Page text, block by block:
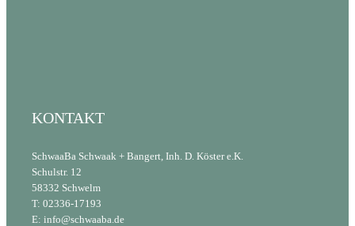
KONTAKT
SchwaaBa Schwaak + Bangert, Inh. D. Köster e.K.
Schulstr. 12
58332 Schwelm
T: 02336-17193
E: info@schwaaba.de